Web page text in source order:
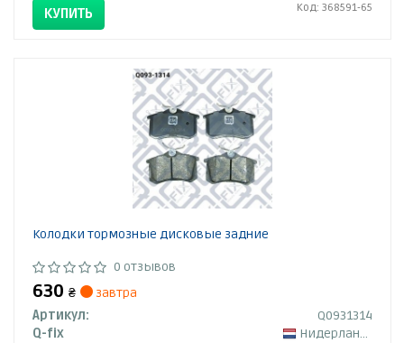
КУПИТЬ Код: 368591-65
Колодки тормозные дисковые задние
0 отзывов
630 ₴
завтра
Артикул:
Q0931314
Q-fix
Нидерланды